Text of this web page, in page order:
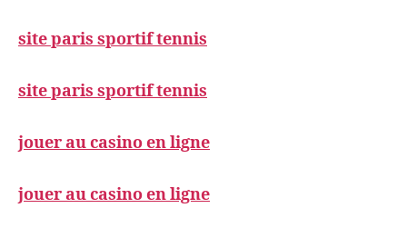
site paris sportif tennis
site paris sportif tennis
jouer au casino en ligne
jouer au casino en ligne